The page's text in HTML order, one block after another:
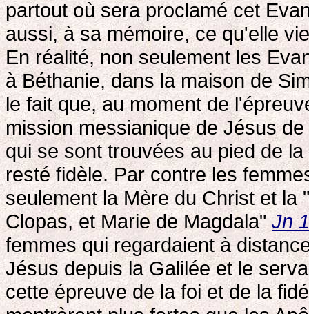
partout où sera proclamé cet
aussi, à sa mémoire, ce qu'elle
En réalité, non seulement les
à Béthanie, dans la maison de
le fait que, au moment de
mission messianique de Jésus
qui se sont trouvées au pied de
resté fidèle. Par contre les
seulement la Mère du Christ et la
Clopas, et Marie de Magdala"Jn
femmes qui regardaient à
Jésus depuis la Galilée et le
cette épreuve de la foi et de la